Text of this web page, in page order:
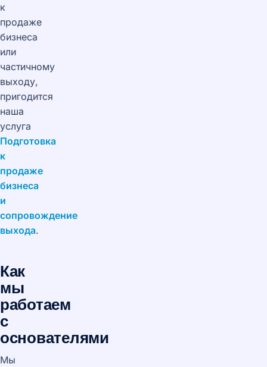
к
продаже
бизнеса
или
частичному
выходу,
пригодится
наша
услуга
Подготовка
к
продаже
бизнеса
и
сопровождение
выхода.
Как
мы
работаем
с
основателями
Мы